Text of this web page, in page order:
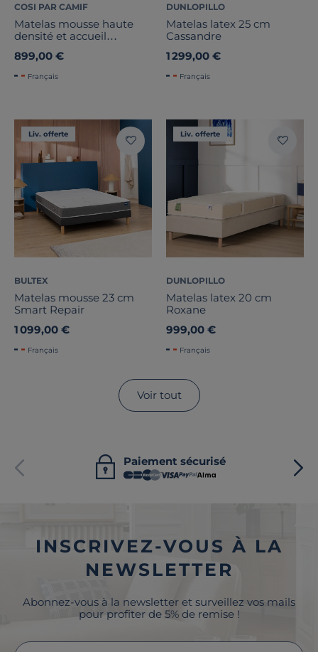
COSI PAR CAMIF
Matelas mousse haute
densité et accueil
épaisseur 25cm Edouard
899,00 €
Français
DUNLOPILLO
Matelas latex 25 cm
Cassandre
1 299,00 €
Français
Liv. offerte
BULTEX
Matelas mousse 23 cm
Smart Repair
1 099,00 €
Français
Liv. offerte
DUNLOPILLO
Matelas latex 20 cm
Roxane
999,00 €
Français
Voir tout
Paiement sécurisé
INSCRIVEZ-VOUS À LA
NEWSLETTER
Abonnez-vous à la newsletter et surveillez vos mails
pour profiter de 5% de remise !